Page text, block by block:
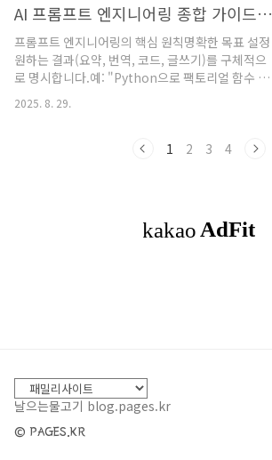
화하는 모습입니다.👉 핵심 의미한국이 글로벌 AI
생태계의 ‘훈련 허브’로 부상.앞으로 더 많은 초대형
모델과 맞춤형 AI 서비스가 국내에서 직접 학습·운
영될 가능성이 큽니다.OpenAI — “2028 완전 자동
화 연구원”샘 알트만이 2028년까지 AI가 스스로 연
구하는 시스템을 만들겠다고 발표했습니다.동시에
AI 프롬프트 엔지니어링 종합 가이드: ChatGPT·Claude·Gemini·LLaMA·Mistral
프롬프트 엔지니어링의 핵심 원칙명확한 목표 설정
원하는 결과(요약, 번역, 코드, 글쓰기)를 구체적으
로 명시합니다.예: "Python으로 팩토리얼 함수 작
도록 배경과 상황을 설명합니다.예: "보안팀 내부 사
줘."예시 활용 (One-shot / Few-shot)원하는 입
과 형식을 정하면 일관성이 높아집니다.예: "결과를
표 형식으로 정리해줘."복잡한 작업 분할큰 문제를
2025. 8. 29.
1 2 3 4
날으는물고기 blog.pages.kr
© PAGES.KR